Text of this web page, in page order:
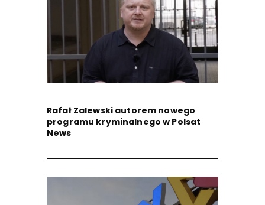
Rafał Zalewski autorem nowego
programu kryminalnego w Polsat
News